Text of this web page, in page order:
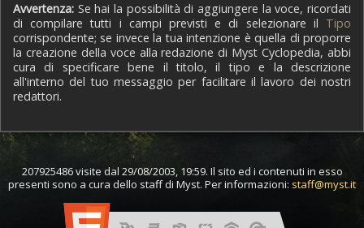
Avvertenza: Se hai la possibilità di aggiungere la voce, ricordati
di compilare tutti i campi previsti e di selezionare il Tipo
corrispondente; se invece la tua intenzione è quella di proporre
la creazione della voce alla redazione di Myst Cyclopedia, abbi
cura di specificare bene il titolo, il tipo e la descrizione
all'interno del tuo messaggio per facilitare il lavoro dei nostri
redattori.
207925486 visite dal 29/08/2003, 19:59. Il sito ed i contenuti in esso
presenti sono a cura dello staff di Myst. Per informazioni: staff@myst.it